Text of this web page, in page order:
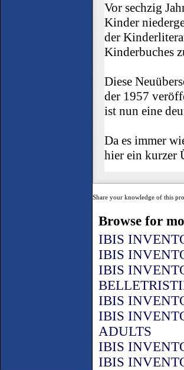
Vor sechzig
Kinder
der
Kinderbuches
Diese
der 1957
ist nun eine
Da es immer
hier ein kurzer
Share your knowledge of this
Browse for
IBIS
IBIS
IBIS
IBIS
IBIS
ADULTS
IBIS
IBIS